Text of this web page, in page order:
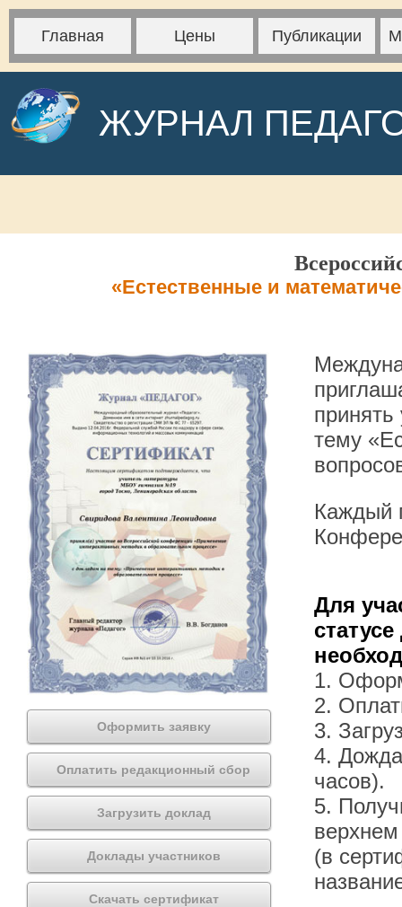
Главная Цены Публикации
ЖУРНАЛ
«Естественные и
Оформить заявку
Оплатить редакционный сбор
Загрузить доклад
Доклады участников
Скачать сертификат
тему
Каждый
Для
1.
2.
3.
4.
часов).
5.
(в